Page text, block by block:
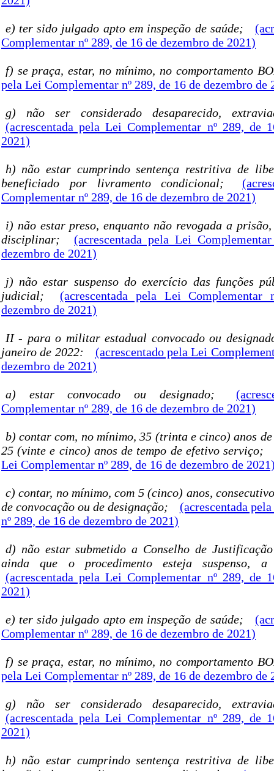
e) ter sido julgado apto em inspeção de saúde;
Complementar nº 289, de 16 de dezembro de 2021)
f) se praça, estar, no mínimo, no comportamento
pela Lei Complementar nº 289, de 16 de dezembro de
g) não ser considerado desaparecido,
(acrescentada pela Lei Complementar nº 289, de
2021)
h) não estar cumprindo sentença restritiva de
beneficiado por livramento condicional;
Complementar nº 289, de 16 de dezembro de 2021)
i) não estar preso, enquanto não revogada a
disciplinar;
(acrescentada pela Lei
dezembro de 2021)
j) não estar suspenso do exercício das funções
judicial;
(acrescentada pela Lei
dezembro de 2021)
II - para o militar estadual convocado ou
janeiro de 2022:
(acrescentado pela Lei
dezembro de 2021)
a) estar convocado ou designado;
Complementar nº 289, de 16 de dezembro de 2021)
b) contar com, no mínimo, 35 (trinta e cinco) anos
25 (vinte e cinco) anos de tempo de efetivo serviço;
Lei Complementar nº 289, de 16 de dezembro de
c) contar, no mínimo, com 5 (cinco) anos,
de convocação ou de designação;
(acrescentada
nº 289, de 16 de dezembro de 2021)
d) não estar submetido a Conselho de
ainda que o procedimento esteja suspenso,
(acrescentada pela Lei Complementar nº 289, de
2021)
e) ter sido julgado apto em inspeção de saúde;
Complementar nº 289, de 16 de dezembro de 2021)
f) se praça, estar, no mínimo, no comportamento
pela Lei Complementar nº 289, de 16 de dezembro de
g) não ser considerado desaparecido,
(acrescentada pela Lei Complementar nº 289, de
2021)
h) não estar cumprindo sentença restritiva de